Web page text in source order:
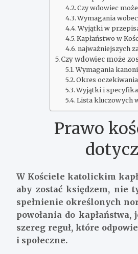
Czy wdowiec
Wymagania
Wyjątki w
Kapłaństwo w
najważniejszych
Czy wdowiec może
Wymagania
Okres
Wyjątki i
Lista kluczowych
Prawo
W Kościele katolickim
aby zostać księdzem, nie
spełnienie określonych
powołania do
szereg reguł, które
i społeczne.